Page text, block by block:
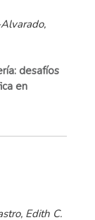
desafíos
en
Edith C.